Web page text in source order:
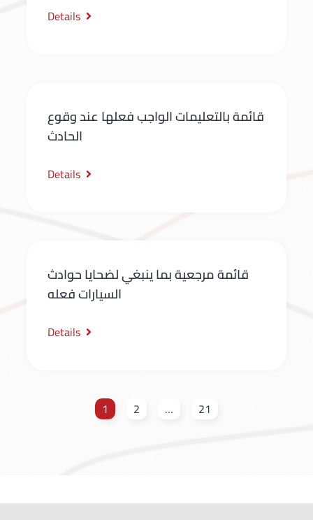
Details
قائمة بالتعليمات الواجب فعلها عند وقوع
الحادث
Details
قائمة مرجعية بما ينبغي لضحايا حوادث
السيارات فعله
Details
1 2 … 21